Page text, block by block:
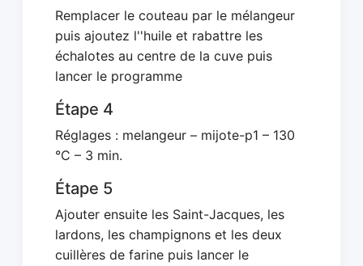
Remplacer le couteau par le mélangeur
puis ajoutez l''huile et rabattre les
échalotes au centre de la cuve puis
lancer le programme
Étape 4
Réglages : melangeur – mijote-p1 – 130
°C – 3 min.
Étape 5
Ajouter ensuite les Saint-Jacques, les
lardons, les champignons et les deux
cuillères de farine puis lancer le